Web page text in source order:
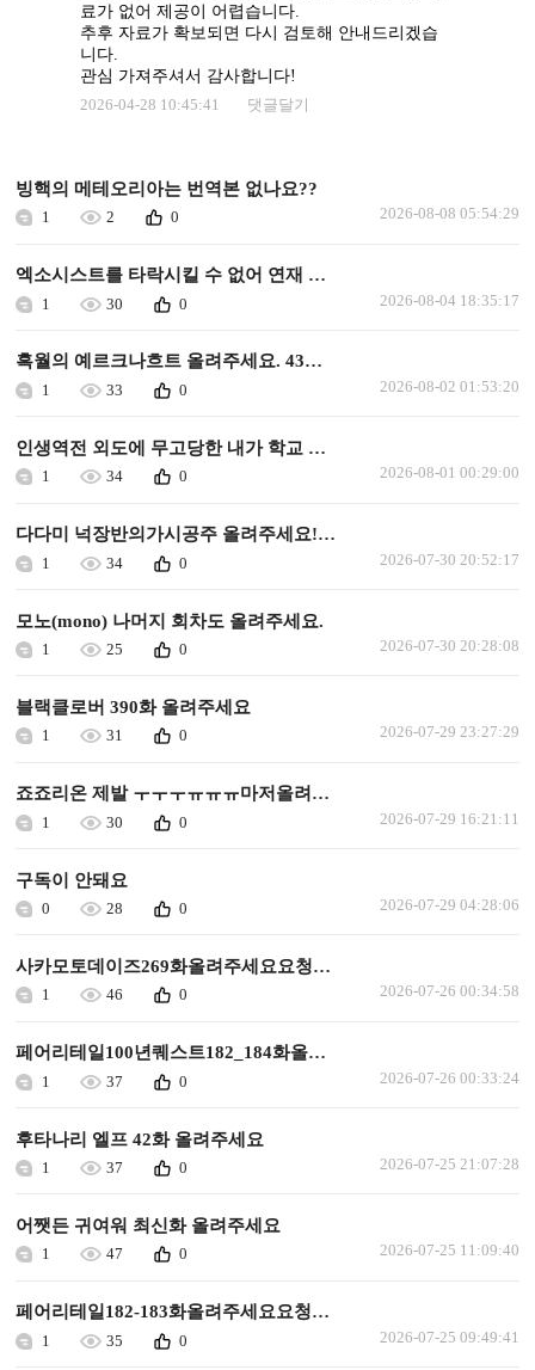
료가 없어 제공이 어렵습니다.
추후 자료가 확보되면 다시 검토해 안내드리겠습
니다.
관심 가져주셔서 감사합니다!
2026-04-28 10:45:41
댓글달기
빙핵의 메테오리아는 번역본 없나요??
1 2 0 2026-08-08 05:54:29
엑소시스트를 타락시킬 수 없어 연재 가능할까요
1 30 0 2026-08-04 18:35:17
흑월의 예르크나흐트 올려주세요. 43화 이후로 안올라왔습니다.
1 33 0 2026-08-02 01:53:20
인생역전 외도에 무고당한 내가 학교 최고의 미소녀에게 사랑받는다 올려주세요
1 34 0 2026-08-01 00:29:00
다다미 넉장반의가시공주 올려주세요!ㅜㅜㅜ
1 34 0 2026-07-30 20:52:17
모노(mono) 나머지 회차도 올려주세요.
1 25 0 2026-07-30 20:28:08
블랙클로버 390화 올려주세요
1 31 0 2026-07-29 23:27:29
죠죠리온 제발 ㅜㅜㅜㅠㅠㅠ마저올려주세요
1 30 0 2026-07-29 16:21:11
구독이 안돼요
0 28 0 2026-07-29 04:28:06
사카모토데이즈269화올려주세요요청합니다
1 46 0 2026-07-26 00:34:58
페어리테일100년퀘스트182_184화올려주세요요청합니다
1 37 0 2026-07-26 00:33:24
후타나리 엘프 42화 올려주세요
1 37 0 2026-07-25 21:07:28
어쨋든 귀여워 최신화 올려주세요
1 47 0 2026-07-25 11:09:40
페어리테일182-183화올려주세요요청합니다
1 35 0 2026-07-25 09:49:41